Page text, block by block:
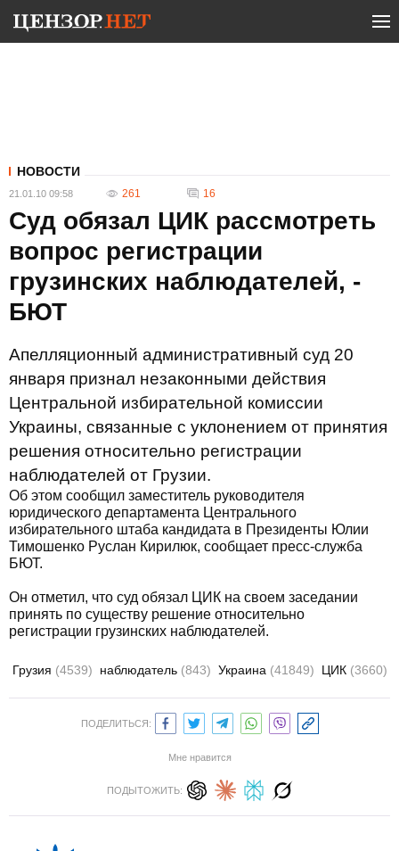
НОВОСТИ
21.01.10 09:58 261 16
Суд обязал ЦИК рассмотреть
вопрос регистрации
грузинских наблюдателей, -
БЮТ
Апелляционный административный суд 20
января признал незаконными действия
Центральной избирательной комиссии
Украины, связанные с уклонением от принятия
решения относительно регистрации
наблюдателей от Грузии.
Об этом сообщил заместитель руководителя
юридического департамента Центрального
избирательного штаба кандидата в Президенты Юлии
Тимошенко Руслан Кирилюк, сообщает пресс-служба
БЮТ.
Он отметил, что суд обязал ЦИК на своем заседании
принять по существу решение относительно
регистрации грузинских наблюдателей.
Грузия (4539) наблюдатель (843) Украина (41849) ЦИК (3660)
ПОДЕЛИТЬСЯ:
Мне нравится
ПОДЫТОЖИТЬ: